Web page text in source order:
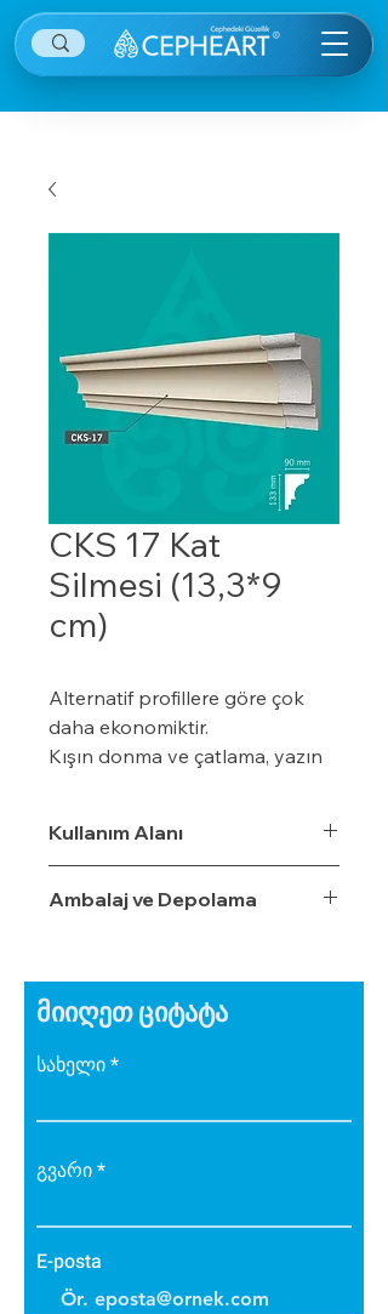
CKS 17 Kat
Silmesi (13,3*9
cm)
Alternatif profillere göre çok
daha ekonomiktir.
Kışın donma ve çatlama, yazın
uyumludur.
Çok hızlı ve pratik uygulanabilir.
Hafiftir, binaya yük getirmez.
Sudan, nemden, dondan ve
Güneş ışınlarından etkilenmez.
Kullanım Alanı
Ambalaj ve Depolama
მიიღეთ ციტატა
სახელი
გვარი
E-posta